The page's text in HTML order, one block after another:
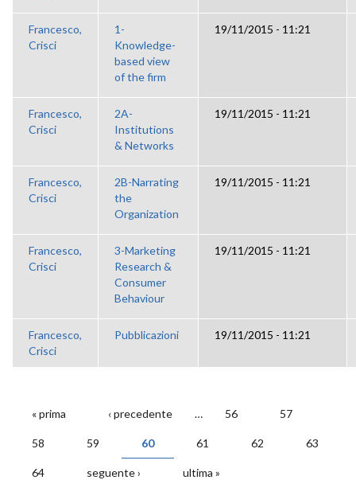
Francesco,
Crisci
1-
Knowledge-
based view
of the firm
19/11/2015 - 11:21
Francesco,
Crisci
2A-
Institutions
& Networks
19/11/2015 - 11:21
Francesco,
Crisci
2B-Narrating
the
Organization
19/11/2015 - 11:21
Francesco,
Crisci
3-Marketing
Research &
Consumer
Behaviour
19/11/2015 - 11:21
Francesco,
Crisci
Pubblicazioni 19/11/2015 - 11:21
PAGINE
« prima ‹ precedente … 56 57
58 59 60 61 62 63
64 seguente › ultima »